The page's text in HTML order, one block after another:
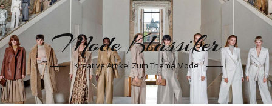
Mode Klassiker
Kreative Artikel Zum Thema Mode